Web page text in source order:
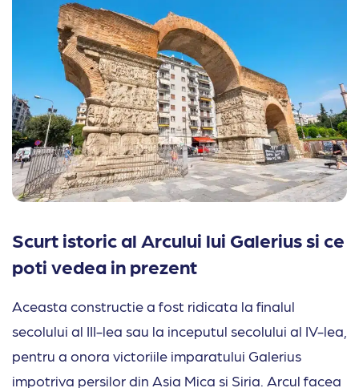
Scurt istoric al Arcului lui Galerius si ce
poti vedea in prezent
Aceasta constructie a fost ridicata la finalul
secolului al III-lea sau la inceputul secolului al IV-lea,
pentru a onora victoriile imparatului Galerius
impotriva persilor din Asia Mica si Siria. Arcul facea